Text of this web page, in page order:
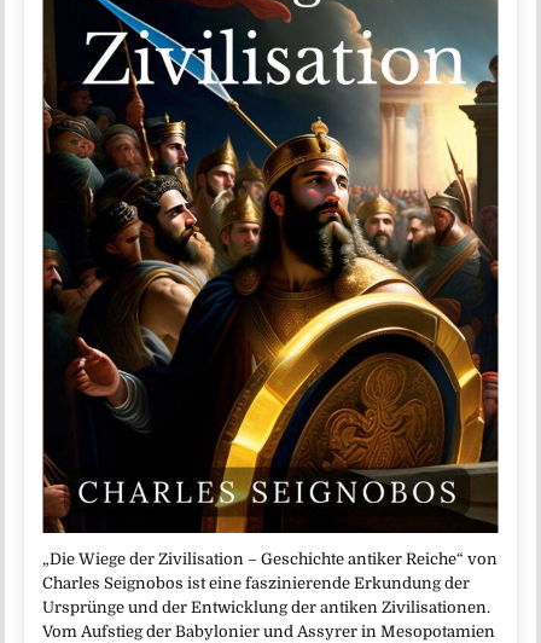
„Die Wiege der Zivilisation – Geschichte antiker Reiche“ von
Charles Seignobos ist eine faszinierende Erkundung der
Ursprünge und der Entwicklung der antiken Zivilisationen.
Vom Aufstieg der Babylonier und Assyrer in Mesopotamien